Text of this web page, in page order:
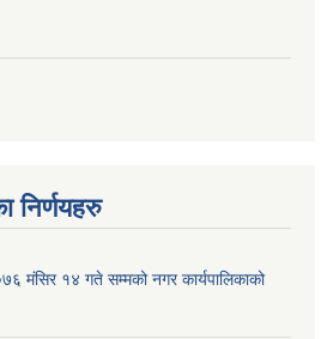
निर्णयहरु
मंसिर १४ गते सम्मको नगर कार्यपालिकाको